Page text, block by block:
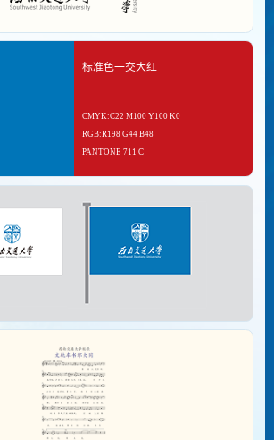
标准色一交大红
CMYK:C22 M100 Y100 K0
RGB:R198 G44 B48
PANTONE 711 C